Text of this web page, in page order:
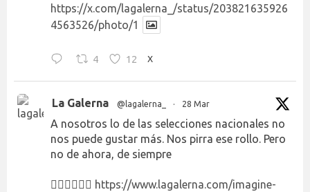
https://x.com/lagalerna_/status/203821635926
4563526/photo/1
4 12 X
La Galerna @lagalerna_ · 28 Mar
A nosotros lo de las selecciones nacionales no
nos puede gustar más. Nos pirra ese rollo. Pero
no de ahora, de siempre
👉🏻👉🏻👉🏻 https://www.lagalerna.com/imagine-